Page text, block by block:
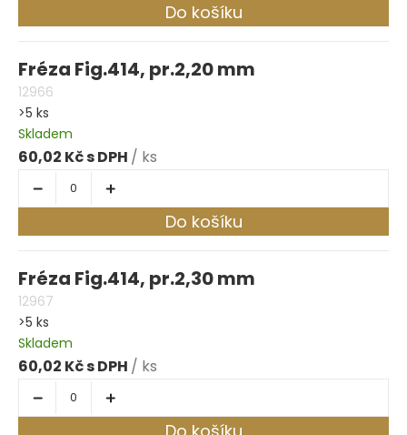
Do košíku
Fréza Fig.414, pr.2,20 mm
12966
>5 ks
Skladem
60,02 Kč / ks
Do košíku
Fréza Fig.414, pr.2,30 mm
12967
>5 ks
Skladem
60,02 Kč / ks